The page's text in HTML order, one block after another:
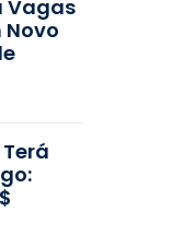
Vagas
Novo